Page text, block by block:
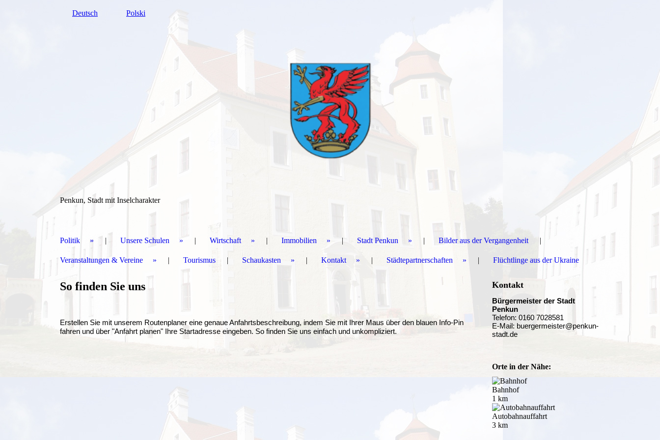
Deutsch Polski
Penkun, Stadt mit Inselcharakter
Politik Unsere Schulen Wirtschaft Immobilien Stadt Penkun Bilder aus der Vergangenheit
Veranstaltungen & Vereine Tourismus Schaukasten Kontakt Städtepartnerschaften Flüchtlinge aus der Ukraine
So finden Sie uns
Erstellen Sie mit unserem Routenplaner eine genaue Anfahrtsbeschreibung, indem Sie mit Ihrer Maus über den blauen Info-Pin
fahren und über "Anfahrt planen" Ihre Startadresse eingeben. So finden Sie uns einfach und unkompliziert.
Kontakt
Bürgermeister der Stadt
Penkun
Telefon: 0160 7028581
E-Mail: buergermeister@penkun-
stadt.de
Orte in der Nähe:
Bahnhof
1 km
Autobahnauffahrt
3 km